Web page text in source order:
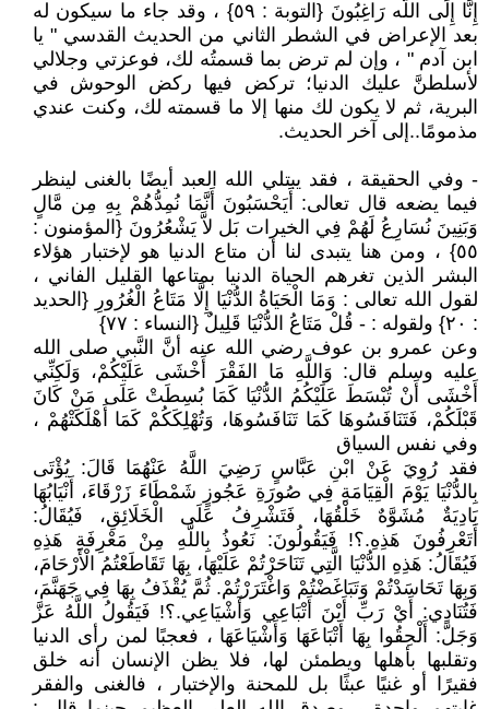
إِنَّا إِلَى اللَّه رَاغِبُونَ {التوبة : ٥٩} ، وقد جاء ما سيكون له
بعد الإعراض في الشطر الثاني من الحديث القدسي " يا
ابن آدم " ، وإن لم ترض بما قسمتُه لك، فوعزتي وجلالي
لأسلطنَّ عليك الدنيا؛ تركض فيها ركض الوحوش في
البرية، ثم لا يكون لك منها إلا ما قسمته لك، وكنت عندي
مذمومًا..إلى آخر الحديث.
- وفي الحقيقة ، فقد يبتلي الله العبد أيضًا بالغنى لينظر
فيما يضعه قال تعالى: أَيَحْسَبُونَ أَنَّمَا نُمِدُّهُمْ بِهِ مِن مَّالٍ
وَبَنِينَ نُسَارِعُ لَهُمْ فِي الخيرات بَل لاَّ يَشْعُرُونَ {المؤمنون :
٥٥} ، ومن هنا يتبدى لنا أن متاع الدنيا هو لإختبار هؤلاء
البشر الذين تغرهم الحياة الدنيا بمتاعها القليل الفاني ،
لقول الله تعالى : وَمَا الْحَيَاةُ الدُّنْيَا إِلَّا مَتَاعُ الْغُرُورِ {الحديد
: ٢٠} ولقوله : - قُلْ مَتَاعُ الدُّنْيَا قَلِيلٌ {النساء : ٧٧}
وعن عمرو بن عوف رضي الله عنه أنَّ النَّبي صلى الله
عليه وسلم قال: وَاللَّهِ مَا الفَقْرَ أَخْشَى عَلَيْكُمْ، وَلَكِنِّي
أَخْشَى أَنْ تُبْسَطَ عَلَيْكُمُ الدُّنْيَا كَمَا بُسِطَتْ عَلَى مَنْ كَانَ
قَبْلَكُمْ، فَتَنَافَسُوهَا كَمَا تَنَافَسُوهَا، وَتُهْلِكَكُمْ كَمَا أَهْلَكَتْهُمْ ،
وفي نفس السياق
فقد رُوِيَ عَنْ ابْنِ عَبَّاسٍ رَضِيَ اللَّهُ عَنْهُمَا قَالَ: يُؤْتَى
بِالدُّنْيَا يَوْمَ الْقِيَامَةِ فِي صُورَةِ عَجُوزٍ شَمْطَاءَ زَرْقَاءَ، أَنْيَابُهَا
بَادِيَةٌ مُشَوَّهٌ خَلْقُهَا، فَتَشْرِفُ عَلَى الْخَلَائِقِ، فَيُقَالُ:
أَتَعْرِفُونَ هَذِهِ.؟! فَيَقُولُونَ: نَعُوذُ بِاللَّهِ مِنْ مَعْرِفَةِ هَذِهِ
فَيُقَالُ: هَذِهِ الدُّنْيَا الَّتِي تَنَاحَرْتُمْ عَلَيْهَا، بِهَا تَقَاطَعْتُمُ الْأَرْحَامَ،
وَبِهَا تَحَاسَدْتُمْ وَتَبَاغَضْتُمْ وَاغْتَرَرْتُمْ. ثُمَّ يُقْذَفُ بِهَا فِي جَهَنَّمَ،
فَتُنَادِي: أَيْ رَبِّ أَيْنَ أَتْبَاعِي وَأَشْيَاعِي.؟! فَيَقُولُ اللَّهُ عَزَّ
وَجَلَّ: أَلْحِقُوا بِهَا أَتْبَاعَهَا وَأَشْيَاعَهَا ، فعجبًا لمن رأى الدنيا
وتقلبها بأهلها ويطمئن لها، فلا يظن الإنسان أنه خلق
فقيرًا أو غنيًا عبثًا بل للمحنة والإختبار ، فالغنى والفقر